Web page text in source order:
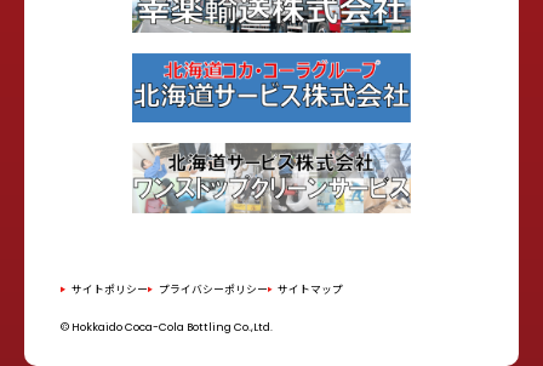
サイトポリシー プライバシーポリシー サイトマップ
© Hokkaido Coca-Cola Bottling Co.,Ltd.